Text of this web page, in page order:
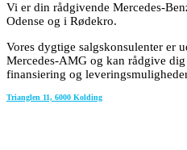
Vi er din rådgivende Mercedes-
Odense og i Rødekro.
Vores dygtige salgskonsulenter er
Mercedes-AMG og kan rådgive
finansiering og
Trianglen 11, 6000 Kolding